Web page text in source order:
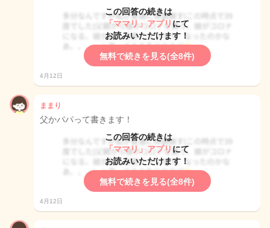
この回答の続きは
「ママリ」アプリ にて
お読みいただけます！
無料で続きを見る(全8件)
4月12日
ままり
父かパパって書きます！
この回答の続きは
「ママリ」アプリ にて
お読みいただけます！
無料で続きを見る(全8件)
4月12日